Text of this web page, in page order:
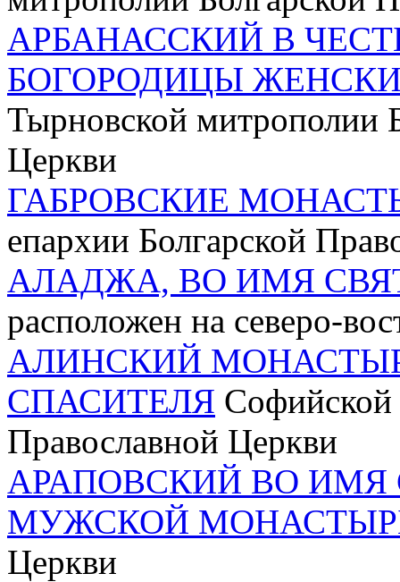
АРБАНАССКИЙ В
БОГОРОДИЦЫ
Тырновской митрополии
Церкви
ГАБРОВСКИЕ
епархии Болгарской
АЛАДЖА, ВО ИМЯ
расположен на северо-
АЛИНСКИЙ
СПАСИТЕЛЯ Софийской
Православной Церкви
АРАПОВСКИЙ ВО ИМЯ
МУЖСКОЙ
Церкви